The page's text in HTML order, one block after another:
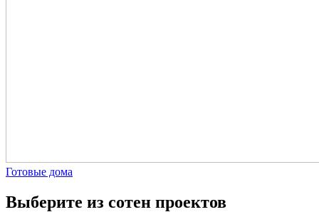
Готовые дома
Выберите из сотен проектов